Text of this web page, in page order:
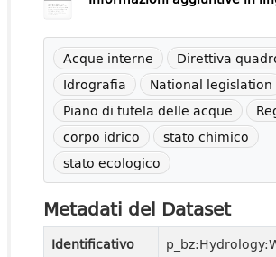
Acque interne Direttiva
Idrografia
National legislation
Piano di tutela delle acque
corpo idrico
stato chimico
stato ecologico
Metadati del Dataset
Identificativo